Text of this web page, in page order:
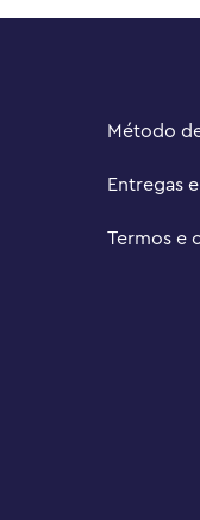
Método
Entregas
Termos e